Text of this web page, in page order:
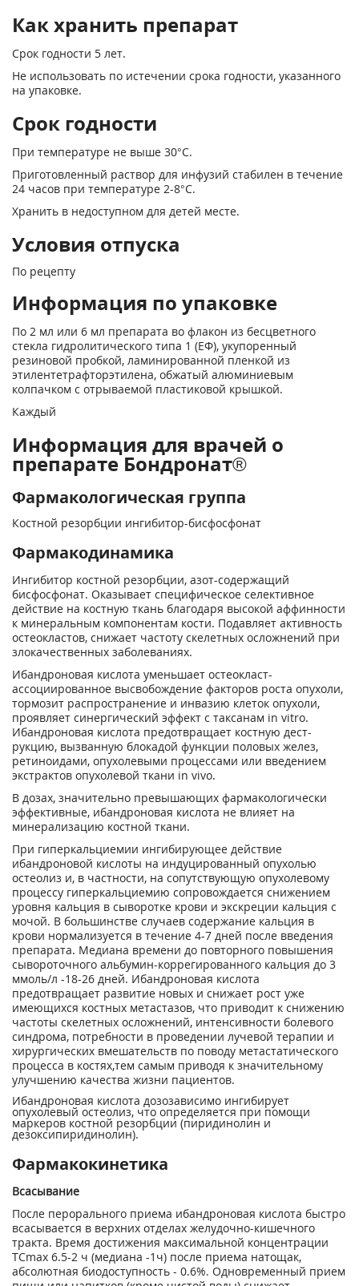
Как хранить препарат
Срок годности 5 лет.
Не использовать по истечении срока годности, указанного
на упаковке.
Срок годности
При температуре не выше 30°С.
Приготовленный раствор для инфузий стабилен в течение
24 часов при температуре 2-8°С.
Хранить в недоступном для детей месте.
Условия отпуска
По рецепту
Информация по упаковке
По 2 мл или 6 мл препарата во флакон из бесцветного
стекла гидролитического типа 1 (ЕФ), укупоренный
резиновой пробкой, ламинированной пленкой из
этилентетрафторэтилена, обжатый алюминиевым
колпачком с отрываемой пластиковой крышкой.
Каждый
Информация для врачей о
препарате Бондронат®
Фармакологическая группа
Костной резорбции ингибитор-бисфосфонат
Фармакодинамика
Ингибитор костной резорбции, азот-содержащий
бисфосфонат. Оказывает специфическое селективное
действие на костную ткань благодаря высокой аффинности
к минеральным компонентам кости. Подавляет активность
остеокластов, снижает частоту скелетных ос­ложнений при
злокачественных заболеваниях.
Ибандроновая кислота уменьшает остеокласт-
ассоциированное высвобождение факторов роста опухоли,
тормозит распространение и инвазию клеток опухоли,
проявляет синергический эффект с таксанам in vitro.
Ибандроновая кислота предотвращает костную дест­
рукцию, вызванную блокадой функции половых желез,
ретиноидами, опухолевыми про­цессами или введением
экстрактов опухолевой ткани in vivo.
В дозах, значительно превышающих фармакологически
эффективные, ибандроновая ки­слота не влияет на
минерализацию костной ткани.
При гиперкальциемии ингибирующее действие
ибандроновой кислоты на индуцированный опухолью
остеолиз и, в частности, на сопутствующую опухолевому
процессу гиперкальциемию сопровождается снижением
уровня кальция в сыворотке крови и экскреции кальция с
мочой. В большинстве случаев содержание кальция в
крови нормализуется в течение 4-7 дней после введения
препарата. Медиана времени до повторного повышения
сывороточного альбумин-коррегированного кальция до 3
ммоль/л -18-26 дней. Ибандроновая кислота
предотвращает развитие новых и снижает рост уже
имеющихся костных метастазов, что приводит к снижению
частоты скелетных осложнений, интенсив­ности болевого
синдрома, потребности в проведении лучевой терапии и
хирургических вмешательств по поводу метастатического
процесса в костях,тем самым приводя к значи­тельному
улучшению качества жизни пациентов.
Ибандроновая кислота дозозависимо ингибирует
опухолевый остеолиз, что определяется при помощи
маркеров костной резорбции (пиридинолин и
дезоксипиридинолин).
Фармакокинетика
Всасывание
После перорального приема ибандроновая кислота быстро
всасывается в верхних отделах желудочно-кишечного
тракта. Время достижения максимальной концентрации
ТСmах 6.5-2 ч (медиана -1ч) после приема натощак,
абсолютная биодоступность - 0.6%. Одновременный прием